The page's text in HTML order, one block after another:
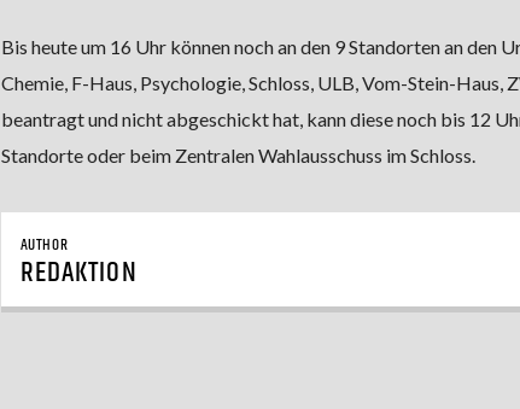
Bis heute um 16 Uhr können noch an den 9 Standorten an den
Chemie, F-Haus, Psychologie, Schloss, ULB, Vom-Stein-Haus,
beantragt und nicht abgeschickt hat, kann diese noch bis 12
Standorte oder beim Zentralen Wahlausschuss im Schloss.
AUTHOR
REDAKTION